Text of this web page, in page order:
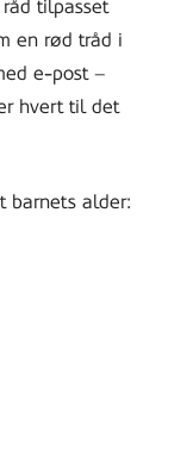
tilpasset
en rød tråd i
e-post –
hvert til det
barnets alder: